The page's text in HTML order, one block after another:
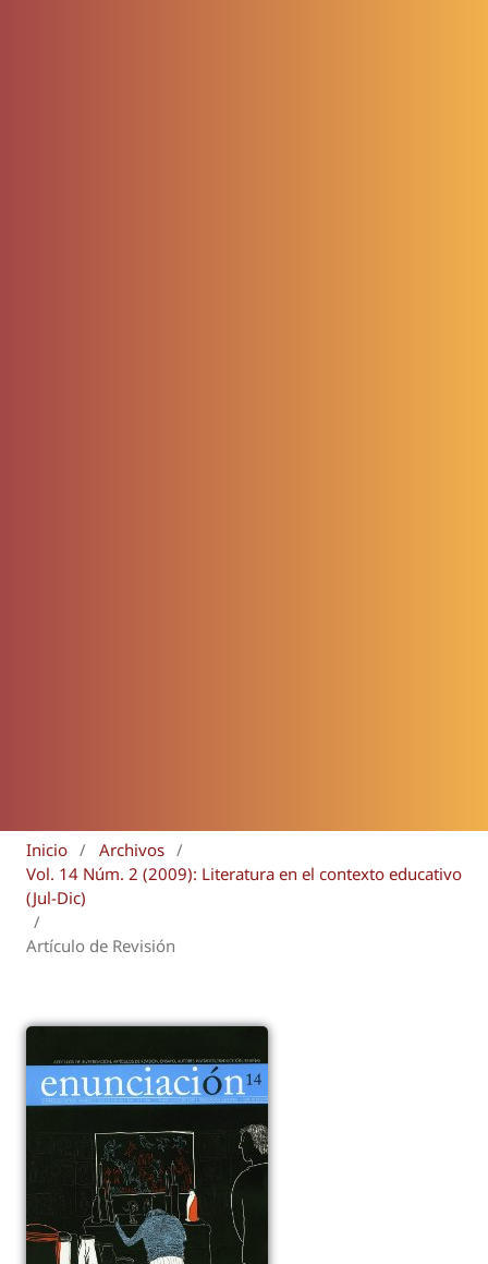
Inicio / Archivos /
Vol. 14 Núm. 2 (2009): Literatura en el contexto educativo
(Jul-Dic)
/
Artículo de Revisión